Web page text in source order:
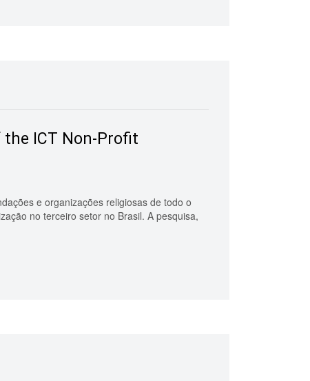
ICT Non-Profit
e organizações religiosas de todo o
no terceiro setor no Brasil. A pesquisa,